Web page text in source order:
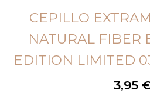
CEPILLO
NATURAL FIBER
EDITION LIMITED
3,95